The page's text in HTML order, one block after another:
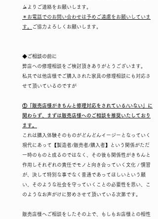
ムよりご連絡をお願いします。
＊お電話でのお問い合わせは予めご遠慮をお願いしていま
す。
ご協力よろしくお願いします。
◆ご相談の前に
弊店への修理相談をご検討頂きありがとうございます。
私共では他店様でご購入された家具の修理相談にも対応さ
せて頂いているのですが
①「販売店様がきちんと修理対応をされている/いない」に
関わらず、まずは販売店様へのご相談を推奨いたしており
ます。
これは購入体験そのものがどんどんイージーとなっていく
現代にあって【製造者/販売者/購入者】という関係がただ
一時のものと成るのではなく、その後も関係性がきちんと
作用しそれぞれの責任でモノと向き合っていく文化 / 慣習
が、決して特別な事でなく普通であってほしいという願
い、そのような社会を守っていくことの必要性を思い、こ
のようなお声がけに努めさせて頂いている次第です。
販売店様へご相談をしたその上で、もしもお店様との相性